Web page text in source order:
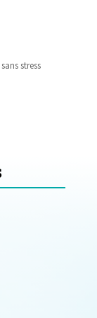
stress